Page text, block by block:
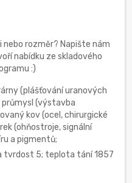
rozměr? Napište nám
nabídku ze skladového
:)
(plášťování uranových
(výstavba
kov (ocel, chirurgické
(ohňostroje, signální
a pigmentů;
tvrdost 5; teplota tání 1857